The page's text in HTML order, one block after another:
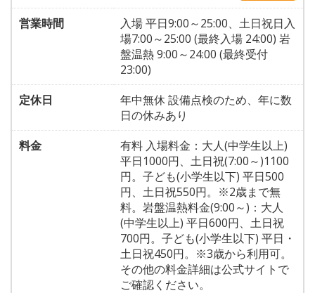
営業時間
入場 平日9:00～25:00、土日祝日入
場7:00～25:00 (最終入場 24:00) 岩
盤温熱 9:00～24:00 (最終受付
23:00)
定休日
年中無休 設備点検のため、年に数
日の休みあり
料金
有料 入場料金：大人(中学生以上)
平日1000円、土日祝(7:00～)1100
円。子ども(小学生以下) 平日500
円、土日祝550円。※2歳まで無
料。岩盤温熱料金(9:00～)：大人
(中学生以上) 平日600円、土日祝
700円。子ども(小学生以下) 平日・
土日祝450円。※3歳から利用可。
その他の料金詳細は公式サイトで
ご確認ください。